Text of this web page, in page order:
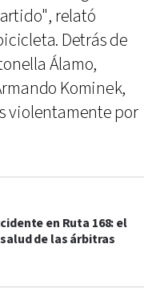
relató
Detrás de
Álamo,
Kominek,
violentamente por
en Ruta 168: el
de las árbitras